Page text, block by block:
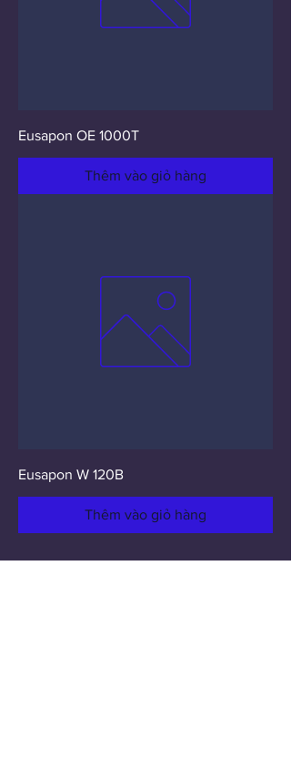
Eusapon OE 1000T
Thêm vào giỏ hàng
Eusapon W 120B
Thêm vào giỏ hàng